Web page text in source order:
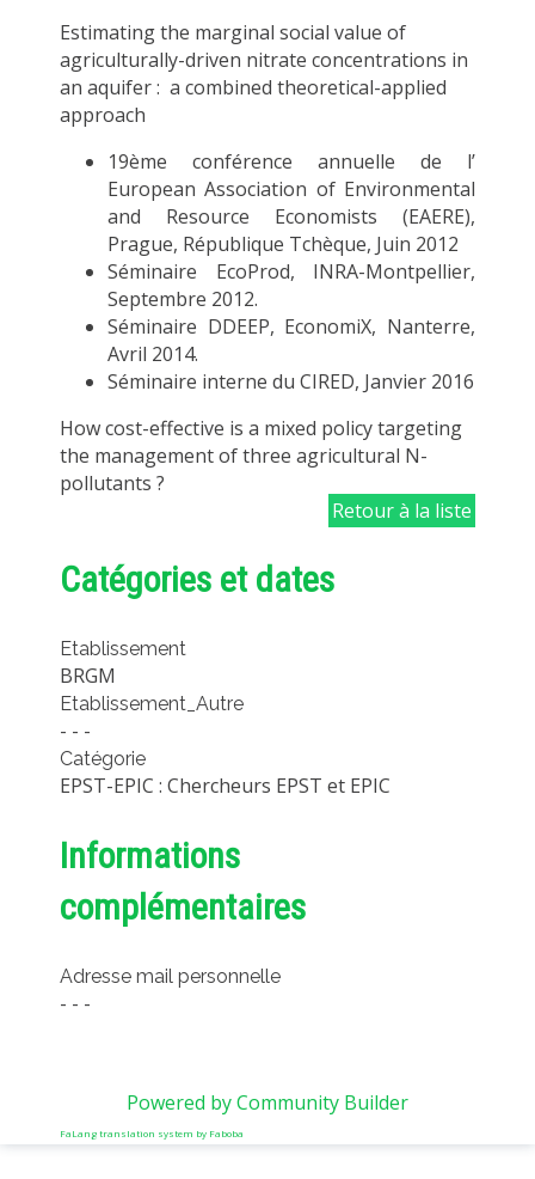
Estimating the marginal social value of
agriculturally-driven nitrate concentrations in
an aquifer : a combined theoretical-applied
approach
19ème conférence annuelle de l’
European Association of Environmental
and Resource Economists (EAERE),
Prague, République Tchèque, Juin 2012
Séminaire EcoProd, INRA-Montpellier,
Septembre 2012.
Séminaire DDEEP, EconomiX, Nanterre,
Avril 2014.
Séminaire interne du CIRED, Janvier 2016
How cost-effective is a mixed policy targeting
the management of three agricultural N-
pollutants ?
Retour à la liste
Catégories et dates
Etablissement
BRGM
Etablissement_Autre
- - -
Catégorie
EPST-EPIC : Chercheurs EPST et EPIC
Informations
complémentaires
Adresse mail personnelle
- - -
Powered by Community Builder
FaLang translation system by Faboba